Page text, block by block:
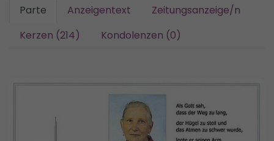
Parte Anzeigentext
Zeitungsanzeige/n
Kerzen (214)
Kondolenzen (0)